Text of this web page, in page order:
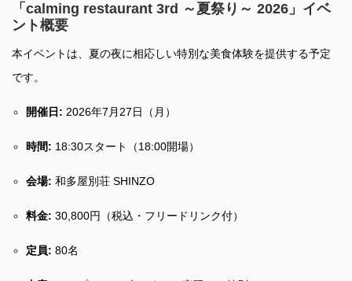
「calming restaurant 3rd ～夏祭り～ 2026」イベ
ント概要
本イベントは、夏の夜に相応しい特別な美食体験を提供する予定
です。
開催日: 2026年7月27日（月）
時間: 18:30スタート（18:00開場）
会場: 和多屋別荘 SHINZO
料金: 30,800円（税込・フリードリンク付）
定員: 80名